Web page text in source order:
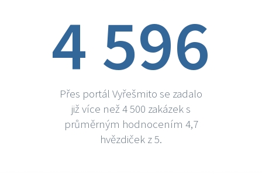
4 596
Přes portál Vyřešmito se zadalo
již více než 4 500 zakázek s
průměrným hodnocením 4,7
hvězdiček z 5.